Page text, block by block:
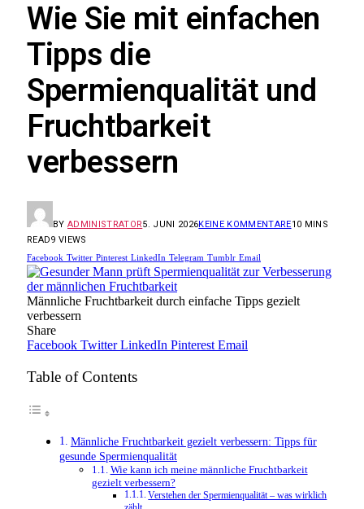
Wie Sie mit einfachen
Tipps die
Spermienqualität und
Fruchtbarkeit
verbessern
BY ADMINISTRATOR5. JUNI 2026KEINE KOMMENTARE10 MINS
READ9 VIEWS
Facebook Twitter Pinterest LinkedIn Telegram Tumblr Email
Männliche Fruchtbarkeit durch einfache Tipps gezielt
verbessern
Share
Facebook Twitter LinkedIn Pinterest Email
Table of Contents
Männliche Fruchtbarkeit gezielt verbessern: Tipps für
gesunde Spermienqualität
Wie kann ich meine männliche Fruchtbarkeit
gezielt verbessern?
Verstehen der Spermienqualität – was wirklich